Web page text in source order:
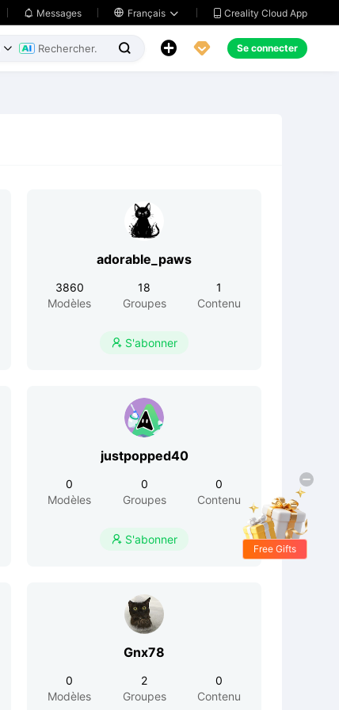
 Messages  Français   Creality Cloud App
    Se connecter
adorable_paws
3860
Modèles
18
Groupes
1
Contenu
 S'abonner
justpopped40
0
Modèles
0
Groupes
0
Contenu
 S'abonner
Gnx78
0
Modèles
2
Groupes
0
Contenu
Free Gifts